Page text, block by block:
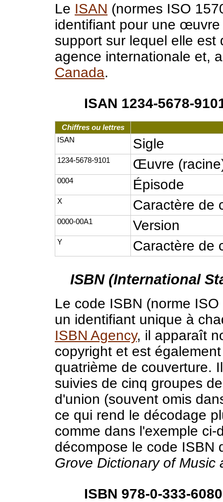
Le ISAN (normes ISO
identifiant pour une
support sur lequel elle est
agence internationale et,
Canada.
ISAN 1234-5678-
Chiffres ou lettres
ISAN
Sigle
1234-5678-9101 Œuvre
0004 Épisode
X Caractère de
0000-00A1 Version
Y Caractère de
ISBN (International
Le code ISBN (norme
un identifiant unique à
ISBN Agency, il apparaît
copyright et est
quatrième de couverture.
suivies de cinq groupes
d'union (souvent omis
ce qui rend le décodage
comme dans l'exemple
décompose le code
Grove Dictionary of Music
ISBN 978-0-333-